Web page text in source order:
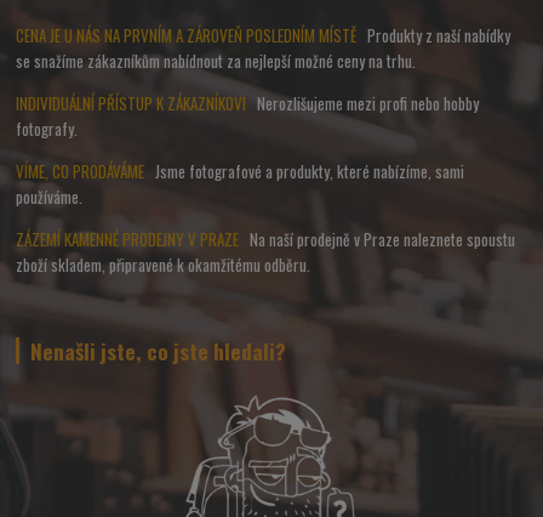
CENA JE U NÁS NA PRVNÍM A ZÁROVEŇ POSLEDNÍM MÍSTĚ Produkty z naší nabídky
se snažíme zákazníkům nabídnout za nejlepší možné ceny na trhu.
INDIVIDUÁLNÍ PŘÍSTUP K ZÁKAZNÍKOVI Nerozlišujeme mezi profi nebo hobby
fotografy.
VÍME, CO PRODÁVÁME Jsme fotografové a produkty, které nabízíme, sami
používáme.
ZÁZEMÍ KAMENNÉ PRODEJNY V PRAZENa naší prodejně v Praze naleznete spoustu
zboží skladem, připravené k okamžitému odběru.
Nenašli jste, co jste hledali?